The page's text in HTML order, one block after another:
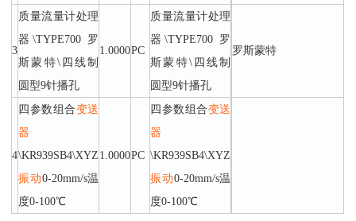
3
质量流量计处理
器\TYPE700 罗
斯蒙特\四线制
圆型9针播孔
1.0000PC
质量流量计处理
器\TYPE700 罗
斯蒙特\四线制
圆型9针播孔
罗斯蒙特
4
四参数组合变送
器
\KR939SB4\XYZ
振动0-20mm/s温
度0-100℃
1.0000PC
四参数组合变送
器
\KR939SB4\XYZ
振动0-20mm/s温
度0-100℃